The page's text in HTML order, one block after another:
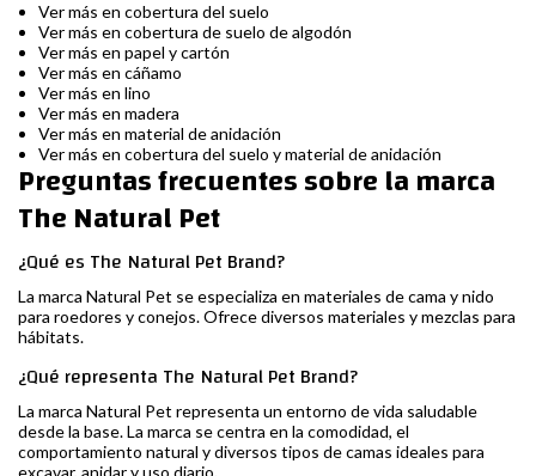
Ver más en cobertura del suelo
Ver más en cobertura de suelo de algodón
Ver más en papel y cartón
Ver más en cáñamo
Ver más en lino
Ver más en madera
Ver más en material de anidación
Ver más en cobertura del suelo y material de anidación
Preguntas frecuentes sobre la marca
The Natural Pet
¿Qué es The Natural Pet Brand?
La marca Natural Pet se especializa en materiales de cama y nido
para roedores y conejos. Ofrece diversos materiales y mezclas para
hábitats.
¿Qué representa The Natural Pet Brand?
La marca Natural Pet representa un entorno de vida saludable
desde la base. La marca se centra en la comodidad, el
comportamiento natural y diversos tipos de camas ideales para
excavar, anidar y uso diario.